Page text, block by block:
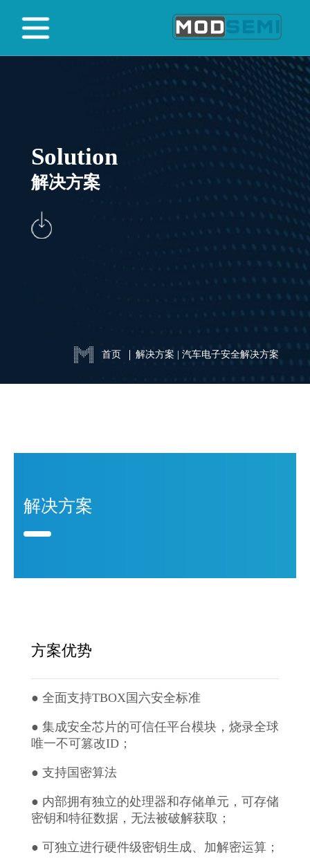
Solution
解决方案
首页 解决方案 |汽车电子安全解决方案
解决方案
方案优势
● 全面支持TBOX国六安全标准
● 集成安全芯片的可信任平台模块，烧录全球
唯一不可篡改ID；
● 支持国密算法
● 内部拥有独立的处理器和存储单元，可存储
密钥和特征数据，无法被破解获取；
● 可独立进行硬件级密钥生成、加解密运算；